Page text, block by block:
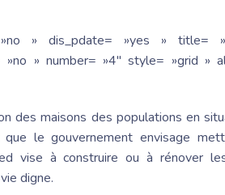
»no » dis_pdate= »yes » title=
» number= »4″ style= »grid »
des maisons des populations en
le gouvernement envisage
vise à construire ou à rénover
digne.